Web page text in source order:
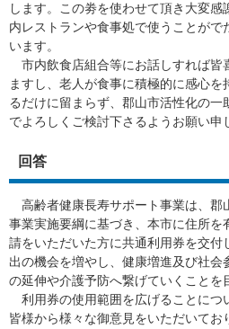
します。この劵を使わせて頂き大変
内レストランや食事処で使うことがで
います。
市内飲食店組合等にお話しすれば皆
ますし、老人が食事に積極的に感心
るだけに留まらず、郡山市活性化の
でよろしくご検討下さるようお願い申
回答
高齢者健康長寿サポート事業は、郡
事業実施要綱に基づき、本市に住所を
請をいただいた方に共通利用券を交付
出の機会を増やし、健康増進及び社会
の延伸や介護予防へ繋げていくことを
利用券の使用範囲を広げることにつ
皆様から様々な御意見をいただいて